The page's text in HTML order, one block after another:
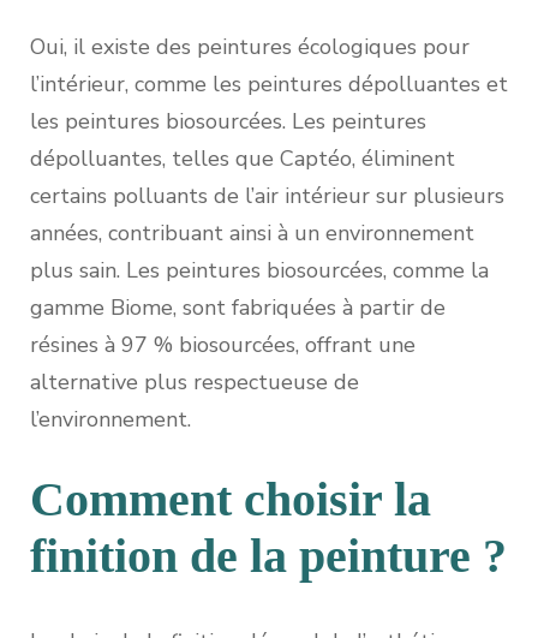
Oui, il existe des peintures écologiques pour
l’intérieur, comme les peintures dépolluantes et
les peintures biosourcées. Les peintures
dépolluantes, telles que Captéo, éliminent
certains polluants de l’air intérieur sur plusieurs
années, contribuant ainsi à un environnement
plus sain. Les peintures biosourcées, comme la
gamme Biome, sont fabriquées à partir de
résines à 97 % biosourcées, offrant une
alternative plus respectueuse de
l’environnement.
Comment choisir la
finition de la peinture ?